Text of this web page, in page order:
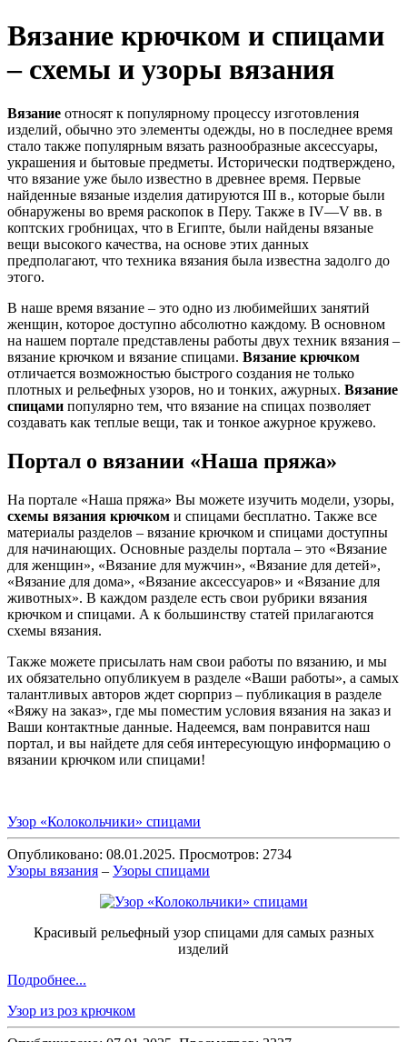
Вязание крючком и спицами
– схемы и узоры вязания
Вязание относят к популярному процессу изготовления
изделий, обычно это элементы одежды, но в последнее время
стало также популярным вязать разнообразные аксессуары,
украшения и бытовые предметы. Исторически подтверждено,
что вязание уже было известно в древнее время. Первые
найденные вязаные изделия датируются III в., которые были
обнаружены во время раскопок в Перу. Также в IV—V вв. в
коптских гробницах, что в Египте, были найдены вязаные
вещи высокого качества, на основе этих данных
предполагают, что техника вязания была известна задолго до
этого.
В наше время вязание – это одно из любимейших занятий
женщин, которое доступно абсолютно каждому. В основном
на нашем портале представлены работы двух техник вязания –
вязание крючком и вязание спицами. Вязание крючком
отличается возможностью быстрого создания не только
плотных и рельефных узоров, но и тонких, ажурных. Вязание
спицами популярно тем, что вязание на спицах позволяет
создавать как теплые вещи, так и тонкое ажурное кружево.
Портал о вязании «Наша пряжа»
На портале «Наша пряжа» Вы можете изучить модели, узоры,
схемы вязания крючком и спицами бесплатно. Также все
материалы разделов – вязание крючком и спицами доступны
для начинающих. Основные разделы портала – это «Вязание
для женщин», «Вязание для мужчин», «Вязание для детей»,
«Вязание для дома», «Вязание аксессуаров» и «Вязание для
животных». В каждом разделе есть свои рубрики вязания
крючком и спицами. А к большинству статей прилагаются
схемы вязания.
Также можете присылать нам свои работы по вязанию, и мы
их обязательно опубликуем в разделе «Ваши работы», а самых
талантливых авторов ждет сюрприз – публикация в разделе
«Вяжу на заказ», где мы поместим условия вязания на заказ и
Ваши контактные данные. Надеемся, вам понравится наш
портал, и вы найдете для себя интересующую информацию о
вязании крючком или спицами!
Узор «Колокольчики» спицами
Опубликовано: 08.01.2025. Просмотров: 2734
Узоры вязания – Узоры спицами
Красивый рельефный узор спицами для самых разных
изделий
Подробнее...
Узор из роз крючком